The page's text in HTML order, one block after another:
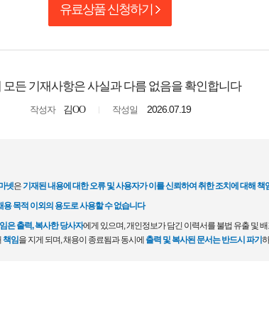
유료상품 신청하기
모든 기재사항은 사실과 다름 없음을 확인합니다
작성자 김OO 작성일 2026.07.19
넷은기재된 내용에 대한 오류 및 사용자가 이를 신뢰하여 취한 조치에 대해 책
용 목적 이외의 용도로 사용할 수 없습니다
은 출력, 복사한 당사자에게 있으며, 개인정보가 담긴 이력서를 불법 유출 및
책임을 지게 되며, 채용이 종료됨과 동시에 출력 및 복사된 문서는 반드시 파기